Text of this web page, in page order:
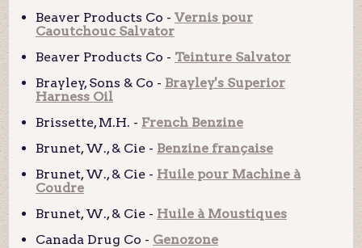
Beaver Products Co - Vernis pour
Caoutchouc Salvator
Beaver Products Co - Teinture Salvator
Brayley, Sons & Co - Brayley's Superior
Harness Oil
Brissette, M.H. - French Benzine
Brunet, W., & Cie - Benzine française
Brunet, W., & Cie - Huile pour Machine à
Coudre
Brunet, W., & Cie - Huile à Moustiques
Canada Drug Co - Genozone